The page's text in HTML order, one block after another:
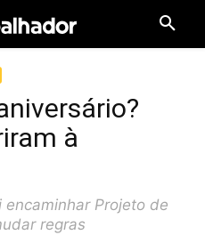
à
Projeto de
regras